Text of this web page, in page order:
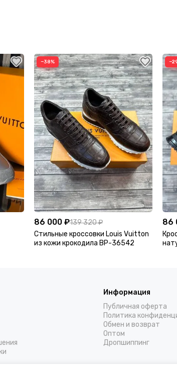
−38%
86 000 ₽139 320 ₽
Стильные кроссовки Louis Vuitton
из кожи крокодила BP-36542
86
Информация
Публичная оферта
Политика
Обмен и возврат
Оптом
Дропшиппинг